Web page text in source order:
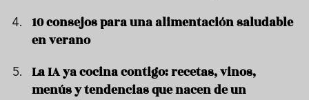
10 consejos para una alimentación saludable
en verano
La IA ya cocina contigo: recetas, vinos,
menús y tendencias que nacen de un